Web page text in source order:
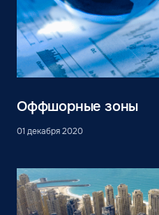
Оффшорные зоны
01 декабря 2020